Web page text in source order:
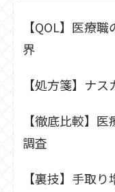
【QOL】医療
界
【処方箋】ナ
【徹底比較】
調査
【裏技】手取